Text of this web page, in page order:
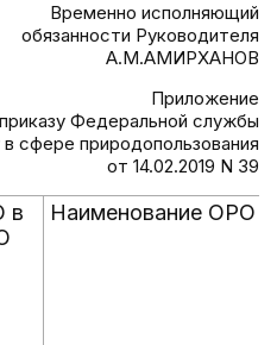
Временно исполняющий
обязанности Руководителя
А.М.АМИРХАНОВ
Приложение
Федеральной службы
сфере природопользования
от 14.02.2019 N 39
в
Наименование ОРО